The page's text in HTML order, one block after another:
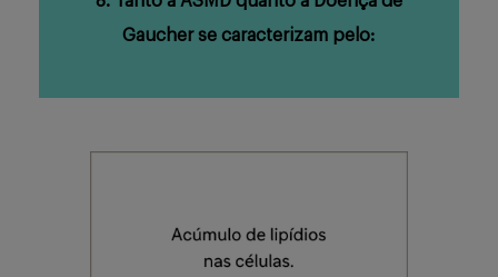
Gaucher se caracterizam pelo: